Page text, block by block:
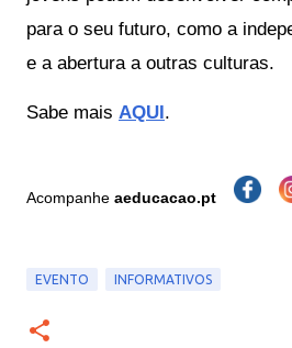
para o seu futuro, como a
e a abertura a outras culturas.
Sabe mais AQUI.
Acompanhe aeducacao.pt
EVENTO INFORMATIVOS